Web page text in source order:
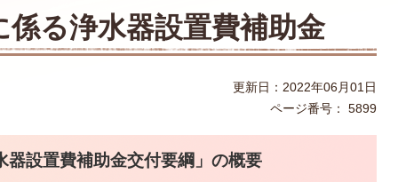
る浄水器設置費補助金
更新日：2022年06月01日
ページ番号：
5899
器設置費補助金交付要綱」の概要